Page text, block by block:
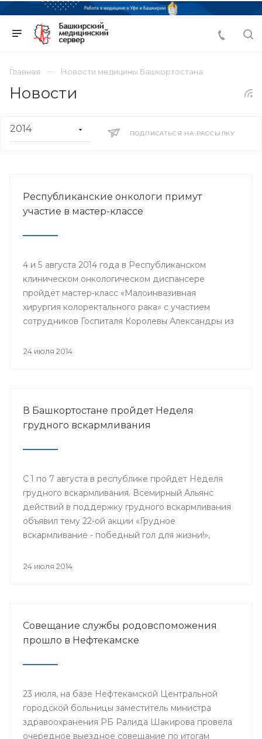
Главная Новости медицины Башкортостана
Новости
ПОДПИСАТЬСЯ НА РАССЫЛКУ
Республиканские онкологи примут
участие в мастер-классе
4 и 5 августа 2014 года в Республиканском
клиническом онкологическом диспансере
пройдёт мастер-класс «Малоинвазивная
хирургия колоректального рака» с участием
сотрудников Госпиталя Королевы Александры из
24 июля 2014
В Башкортостане пройдет Неделя
грудного вскармливания
С 1 по 7 августа в республике пройдет Неделя
грудного вскармливания. Всемирный Альянс
действий в поддержку грудного вскармливания
объявил тему 22-ой акции «Грудное
вскармливание - победный гол для жизни!»,
мира по футболу.
24 июля 2014
Совещание службы родовспоможения
прошло в Нефтекамске
23 июля, на базе Нефтекамской Центральной
городской больницы заместитель министра
здравоохранения РБ Ралида Шакирова провела
очередное выездное совещание по итогам